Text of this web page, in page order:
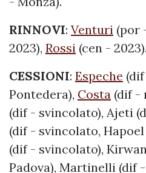
RINNOVI: Venturi (por
2023), Rossi (cen - 2023).
CESSIONI: Espeche
Pontedera), Costa (dif -
(dif - svincolato), Ajeti
(dif - svincolato,
(dif - svincolato),
Padova), Martinelli (dif